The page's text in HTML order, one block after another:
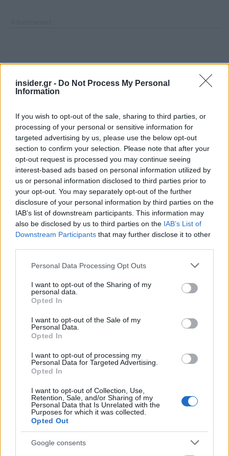
insider.gr - Do Not Process My Personal
Information
If you wish to opt-out of the sale, sharing to third parties, or
processing of your personal or sensitive information for
targeted advertising by us, please use the below opt-out
section to confirm your selection. Please note that after your
opt-out request is processed you may continue seeing
interest-based ads based on personal information utilized by
us or personal information disclosed to third parties prior to
your opt-out. You may separately opt-out of the further
disclosure of your personal information by third parties on the
IAB’s list of downstream participants. This information may
also be disclosed by us to third parties on the IAB’s List of
Downstream Participants that may further disclose it to other
Please note that this website/app uses one or more Google
not limited to your visit or usage behaviour. You may click to
grant or deny consent to Google and its third-party tags to
use your data for below specified purposes in below Google
consent section.
Personal Data Processing Opt Outs
I want to opt-out of the Sharing of my
personal data.
Opted In
I want to opt-out of the Sale of my
Personal Data.
Opted In
I want to opt-out of processing my
Personal Data for Targeted Advertising.
Opted In
I want to opt-out of Collection, Use,
Retention, Sale, and/or Sharing of my
Personal Data that Is Unrelated with the
Purposes for which it was collected.
Opted Out
Google consents
Γερμανία αναμένεται να πραγματοποιηθεί τους
επόμενους έξι έως δώδεκα μήνες. Η μείωση θα
επαναφέρει τα επίπεδα των αμερικανικών
στρατευμάτων στην Ευρώπη στα επίπεδα πριν
από το 2022, όταν ο Πρόεδρος Τζο Μπάιντεν
αύξησε τις αναπτύξεις σε απάντηση στην
εισβολή της Ρωσίας στην Ουκρανία.